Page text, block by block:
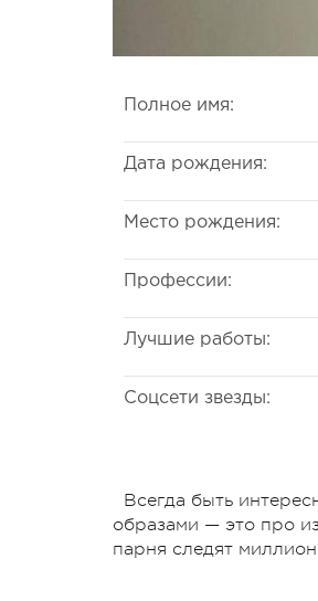
Полное имя:
Дата рождения:
Место рождения:
Профессии:
Лучшие работы:
Соцсети звезды:
Всегда быть
образами — это про
парня следят